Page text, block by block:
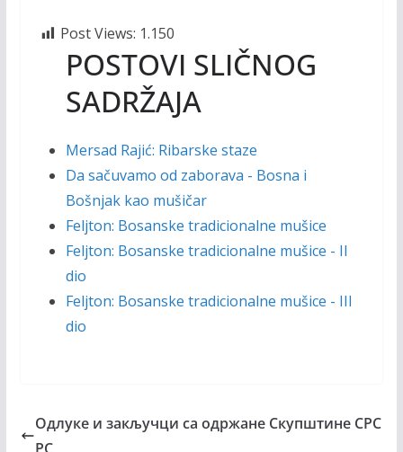
Post Views: 1.150
POSTOVI SLIČNOG
SADRŽAJA
Mersad Rajić: Ribarske staze
Da sačuvamo od zaborava - Bosna i
Bošnjak kao mušičar
Feljton: Bosanske tradicionalne mušice
Feljton: Bosanske tradicionalne mušice - II
dio
Feljton: Bosanske tradicionalne mušice - III
dio
Oдлуке и закључци са одржане Cкупштине CPC